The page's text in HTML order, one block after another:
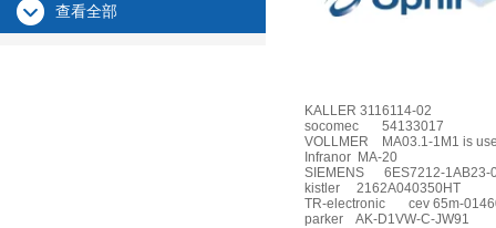
查看全部
KALLER 3116114-02
socomec
54133017
VOLLMER
MA03.1-1M1 is
Infranor MA-20
SIEMENS
6ES7212-1AB23-
kistler
2162A040350HT
TR-electronic
cev 65m-
parker
AK-D1VW-C-JW91